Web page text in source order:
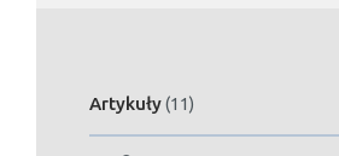
Artykuły(11)